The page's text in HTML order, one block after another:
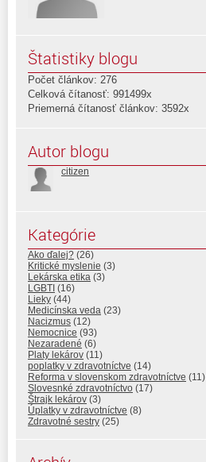
Štatistiky blogu
Počet článkov: 276
Celková čítanosť: 991499x
Priemerná čítanosť článkov: 3592x
Autor blogu
citizen
Kategórie
Ako ďalej? (26)
Kritické myslenie (3)
Lekárska etika (3)
LGBTI (16)
Lieky (44)
Medicínska veda (23)
Nacizmus (12)
Nemocnice (93)
Nezaradené (6)
Platy lekárov (11)
poplatky v zdravotníctve (14)
Reforma v slovenskom zdravotníctve (11)
Slovesnké zdravotníctvo (17)
Štrajk lekárov (3)
Úplatky v zdravotníctve (8)
Zdravotné sestry (25)